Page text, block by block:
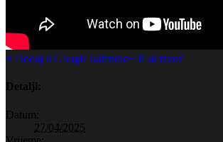
+ Dodaj u Google kalendar+ iCal izvoz
Detalji:
Datum:
27/04/2025